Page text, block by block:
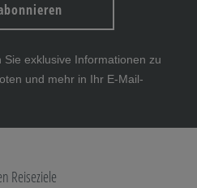
exklusive Informationen zu
und mehr in Ihr E-Mail-
Reiseziele